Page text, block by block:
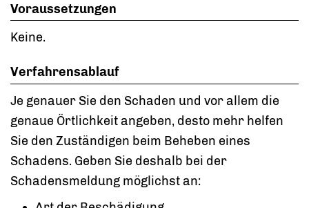
Voraussetzungen
Keine.
Verfahrensablauf
Je genauer Sie den Schaden und vor allem die
genaue Örtlichkeit angeben, desto mehr helfen
Sie den Zuständigen beim Beheben eines
Schadens. Geben Sie deshalb bei der
Schadensmeldung möglichst an: